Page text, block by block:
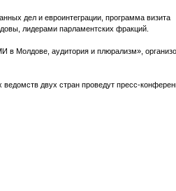
дел и евроинтеграции, программа визита
лидерами парламентских фракций.
в Молдове, аудитория и плюрализм»,
ведомств двух стран проведут пресс-